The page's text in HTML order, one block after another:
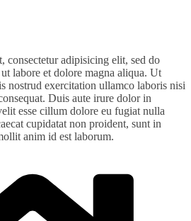
consectetur adipisicing elit, sed do
labore et dolore magna aliqua. Ut
nostrud exercitation ullamco laboris nisi
Duis aute irure dolor in
esse cillum dolore eu fugiat nulla
cupidatat non proident, sunt in
anim id est laborum.